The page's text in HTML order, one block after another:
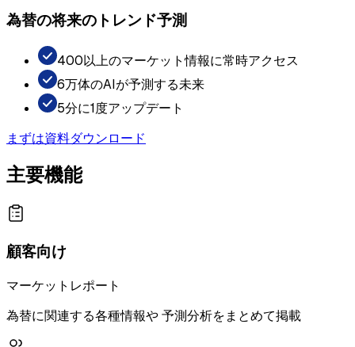
為替の将来のトレンド予測
400以上のマーケット情報に常時アクセス
6万体のAIが予測する未来
5分に1度アップデート
まずは資料ダウンロード
主要機能
顧客向け
マーケットレポート
為替に関連する各種情報や 予測分析をまとめて掲載